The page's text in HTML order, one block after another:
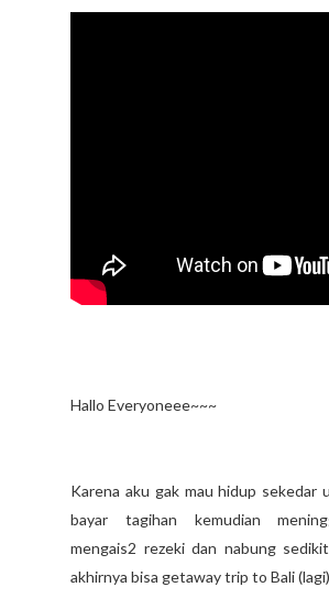
Hallo Everyoneee~~~
Karena aku gak mau hidup sekedar
bayar tagihan kemudian
mengais2 rezeki dan nabung
akhirnya bisa getaway trip to Bali